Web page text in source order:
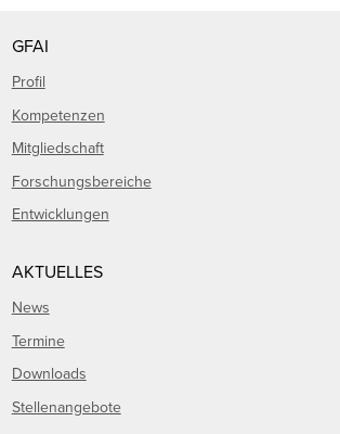
GFAI
Profil
Kompetenzen
Mitgliedschaft
Forschungsbereiche
Entwicklungen
AKTUELLES
News
Termine
Downloads
Stellenangebote